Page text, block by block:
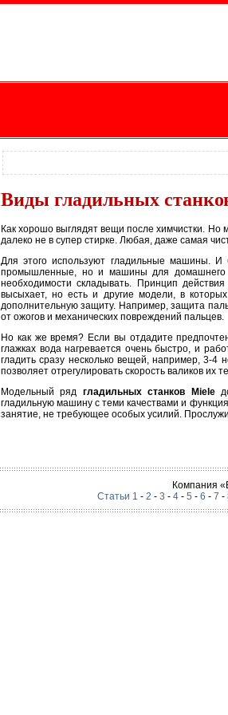
Виды гладильных
Как хорошо выглядят вещи после химчистки. Но
далеко не в супер стирке. Любая, даже самая
Для этого используют гладильные машины.
промышленные, но и машины для домашнего
необходимости складывать. Принцип
высыхает, но есть и другие модели, в
дополнительную защиту. Например, защита
от ожогов и механических повреждений пальцев.
Но как же время? Если вы отдадите
глажках вода нагревается очень быстро, и
гладить сразу несколько вещей, например, 3-
позволяет отрегулировать скорость валиков
Модельный ряд гладильных станков Miele
гладильную машину с теми качествами и
занятие, не требующее особых усилий.
Компания
Статьи 1 - 2 - 3 - 4- 5 - 6 - 7 -